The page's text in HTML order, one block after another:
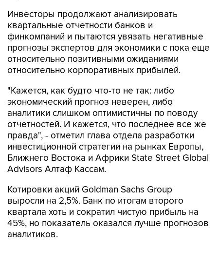
Инвесторы продолжают анализировать
квартальные отчетности банков и
финкомпаний и пытаются увязать негативные
прогнозы экспертов для экономики с пока еще
относительно позитивными ожиданиями
относительно корпоративных прибылей.
"Кажется, как будто что-то не так: либо
экономический прогноз неверен, либо
аналитики слишком оптимистичны по поводу
отчетностей. И кажется, что последнее все же
правда", - отметил глава отдела разработки
инвестиционной стратегии на рынках Европы,
Ближнего Востока и Африки State Street Global
Advisors Алтаф Кассам.
Котировки акций Goldman Sachs Group
выросли на 2,5%. Банк по итогам второго
квартала хоть и сократил чистую прибыль на
45%, но показатель оказался лучше прогнозов
аналитиков.